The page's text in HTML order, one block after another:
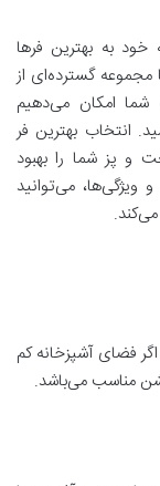
خود به بهترین فرها
گسترده‌ای از
شما امکان می‌دهیم
انتخاب بهترین فر
و پز شما را بهبود
ویژگی‌ها، می‌توانید
می‌کند.
فضای آشپزخانه کم
مناسب می‌باشد.